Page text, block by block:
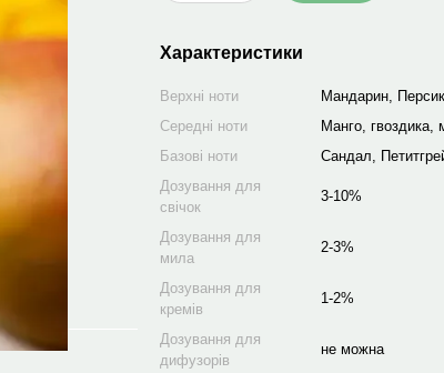
Характеристики
Верхні ноти
Мандарин, Персик
Середні ноти
Манго, гвоздика,
Базові ноти
Сандал,
Дозування для
свічок
3-10%
Дозування для
мила
2-3%
Дозування для
кремів
1-2%
Дозування для
дифузорів
не можна